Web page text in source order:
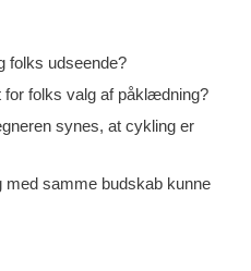
folks udseende?
for folks valg af påklædning?
synes, at cykling er
med samme budskab kunne